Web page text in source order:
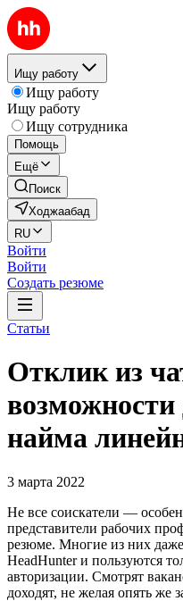
Ищу работу
Ищу работу
Ищу работу
Ищу сотрудника
Помощь
Ещё
Поиск
Ходжаабад
RU
Войти
Войти
Создать резюме
Статьи
Отклик из
возможности
найма
3 марта 2022
Не все соискатели —
представители рабочих
резюме. Многие из них
HeadHunter и пользуются
авторизации. Смотрят
доходят, не желая опять же